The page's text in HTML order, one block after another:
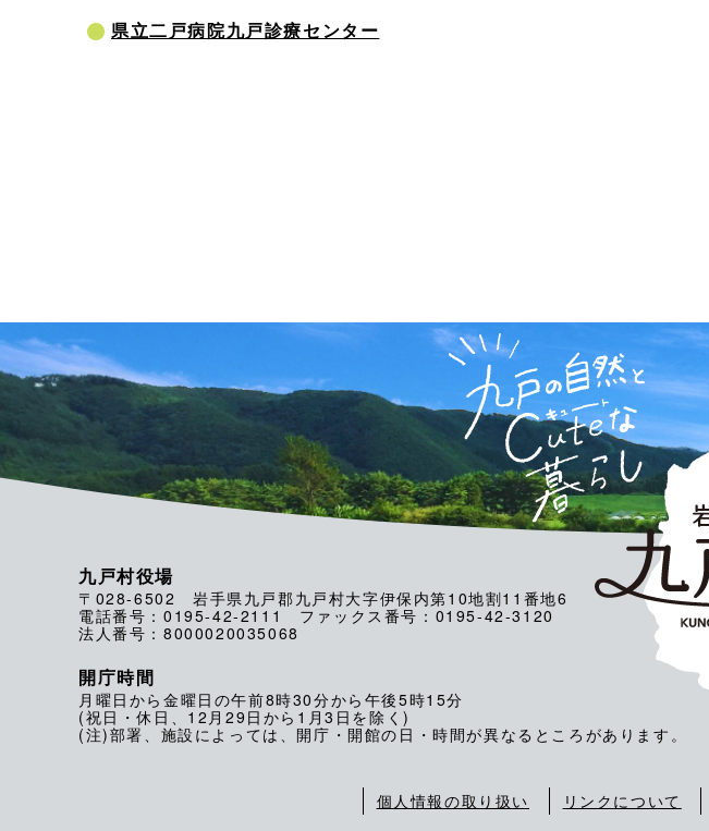
県立二戸病院九戸診療センター
九戸村役場
〒028-6502 岩手県九戸郡九戸村大字伊保内第10地割11番地6
電話番号：0195-42-2111 ファックス番号：0195-42-3120
法人番号：8000020035068
開庁時間
月曜日から金曜日の午前8時30分から午後5時15分
(祝日・休日、12月29日から1月3日を除く)
(注)部署、施設によっては、開庁・開館の日・時間が異なるところがあります。
個人情報の取り扱い リンクについて